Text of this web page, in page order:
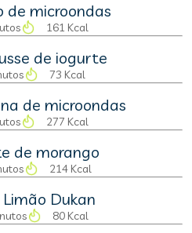
de microondas
161 Kcal
de iogurte
73 Kcal
de microondas
277 Kcal
de morango
214 Kcal
Dukan
80 Kcal